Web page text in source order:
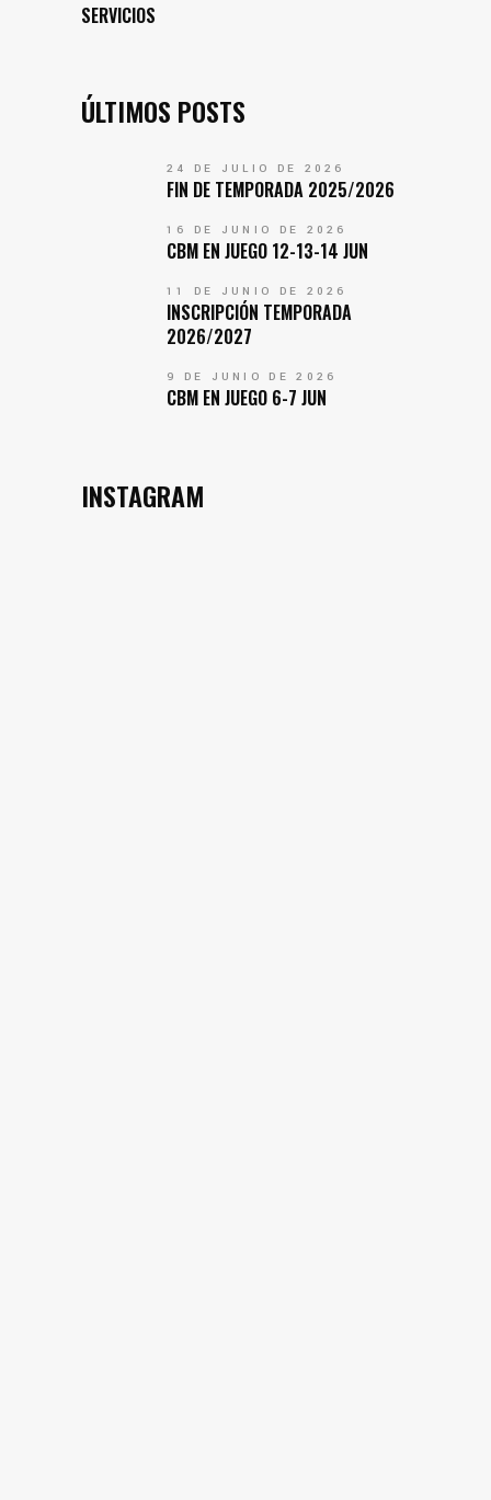
SERVICIOS
ÚLTIMOS POSTS
24 DE JULIO DE 2026
FIN DE TEMPORADA 2025/2026
16 DE JUNIO DE 2026
CBM EN JUEGO 12-13-14 JUN
11 DE JUNIO DE 2026
INSCRIPCIÓN TEMPORADA
2026/2027
9 DE JUNIO DE 2026
CBM EN JUEGO 6-7 JUN
INSTAGRAM